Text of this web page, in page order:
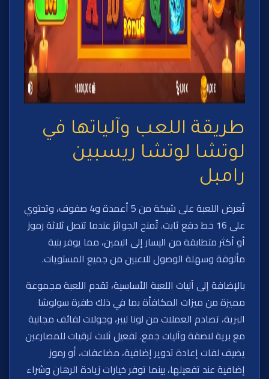
طريقة اللعب وآلياتها في
لوتشا لوتشا ريسبين
رامبل
تُعرض اللعبة على شبكة من 5 أعمدة و4 صفوف، وتحتوي
على 16 خط دفع ثابت. تُمنح الجوائز عندما تتصل ثلاثة رموز
أو أكثر متطابقة من اليسار إلى اليمين، مما يوفر بنية
مألوفة وسهلة الوصول للاعبين من جميع المستويات.
بالإضافة إلى آليات اللعبة الأساسية، تقدم اللعبة مجموعة
مميزة من ميزات المكافأة بما في ذلك طفرة سولوشا
البرية، تصادم العملات من لونا ليبر، وجولات لفائف مجانية
مع برية لاصقة وآليات جمع. تفعيل ثلاث ترقيات للمصارعين
يضيف لفات إعادة تدوير إضافية، مضاعفات، أو رموز
إضافية عند تفعيلها، بينما توفر خيارات زيادة الرهان وشراء